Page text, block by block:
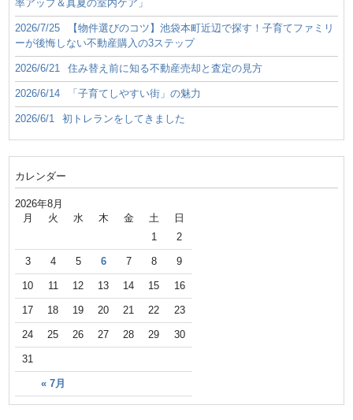
率アップ＆真夏の室内ケア」
2026/7/25
【物件選びのコツ】池袋本町近辺で探す！子育てファミリ
ーが後悔しない不動産購入の3ステップ
2026/6/21 住み替え前に知る不動産売却と査定の見方
2026/6/14 「子育てしやすい街」の魅力
2026/6/1 初トレランをしてきました
カレンダー
2026年8月
月 火 水 木 金 土 日
« 7月
1 2
3 4 5 6 7 8 9
10 11 12 13 14 15 16
17 18 19 20 21 22 23
24 25 26 27 28 29 30
31